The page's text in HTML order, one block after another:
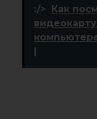
:/>
Как